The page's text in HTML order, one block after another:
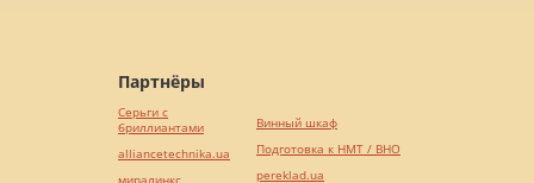
Партнёры
Серьги с
бриллиантами
alliancetechnika.ua
миралинкс
Винный шкаф
Подготовка к НМТ / ВНО
pereklad.ua